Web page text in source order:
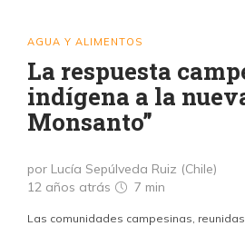
AGUA Y ALIMENTOS
La respuesta
indígena a la
Monsanto”
por Lucía Sepúlveda Ruiz (Chile)
12 años atrás
7 min
Las comunidades campesinas,